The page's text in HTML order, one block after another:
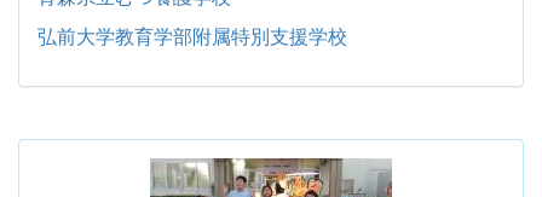
弘前大学教育学部附属特別支援学校